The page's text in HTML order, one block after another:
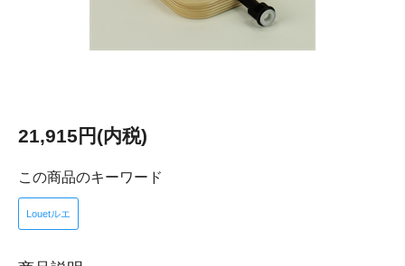
21,915円(内税)
この商品のキーワード
Louetルエ